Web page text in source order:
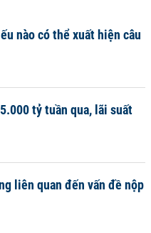
nào có thể xuất hiện câu
tỷ tuần qua, lãi suất
liên quan đến vấn đề nộp